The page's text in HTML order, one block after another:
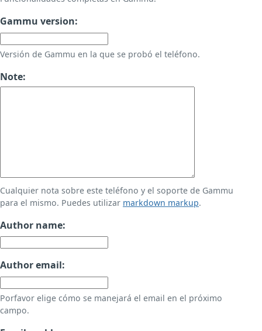
Gammu version:
Versión de Gammu en la que se probó el teléfono.
Note:
Cualquier nota sobre este teléfono y el soporte de Gammu
para el mismo. Puedes utilizar markdown markup.
Author name:
Author email:
Porfavor elige cómo se manejará el email en el próximo
campo.